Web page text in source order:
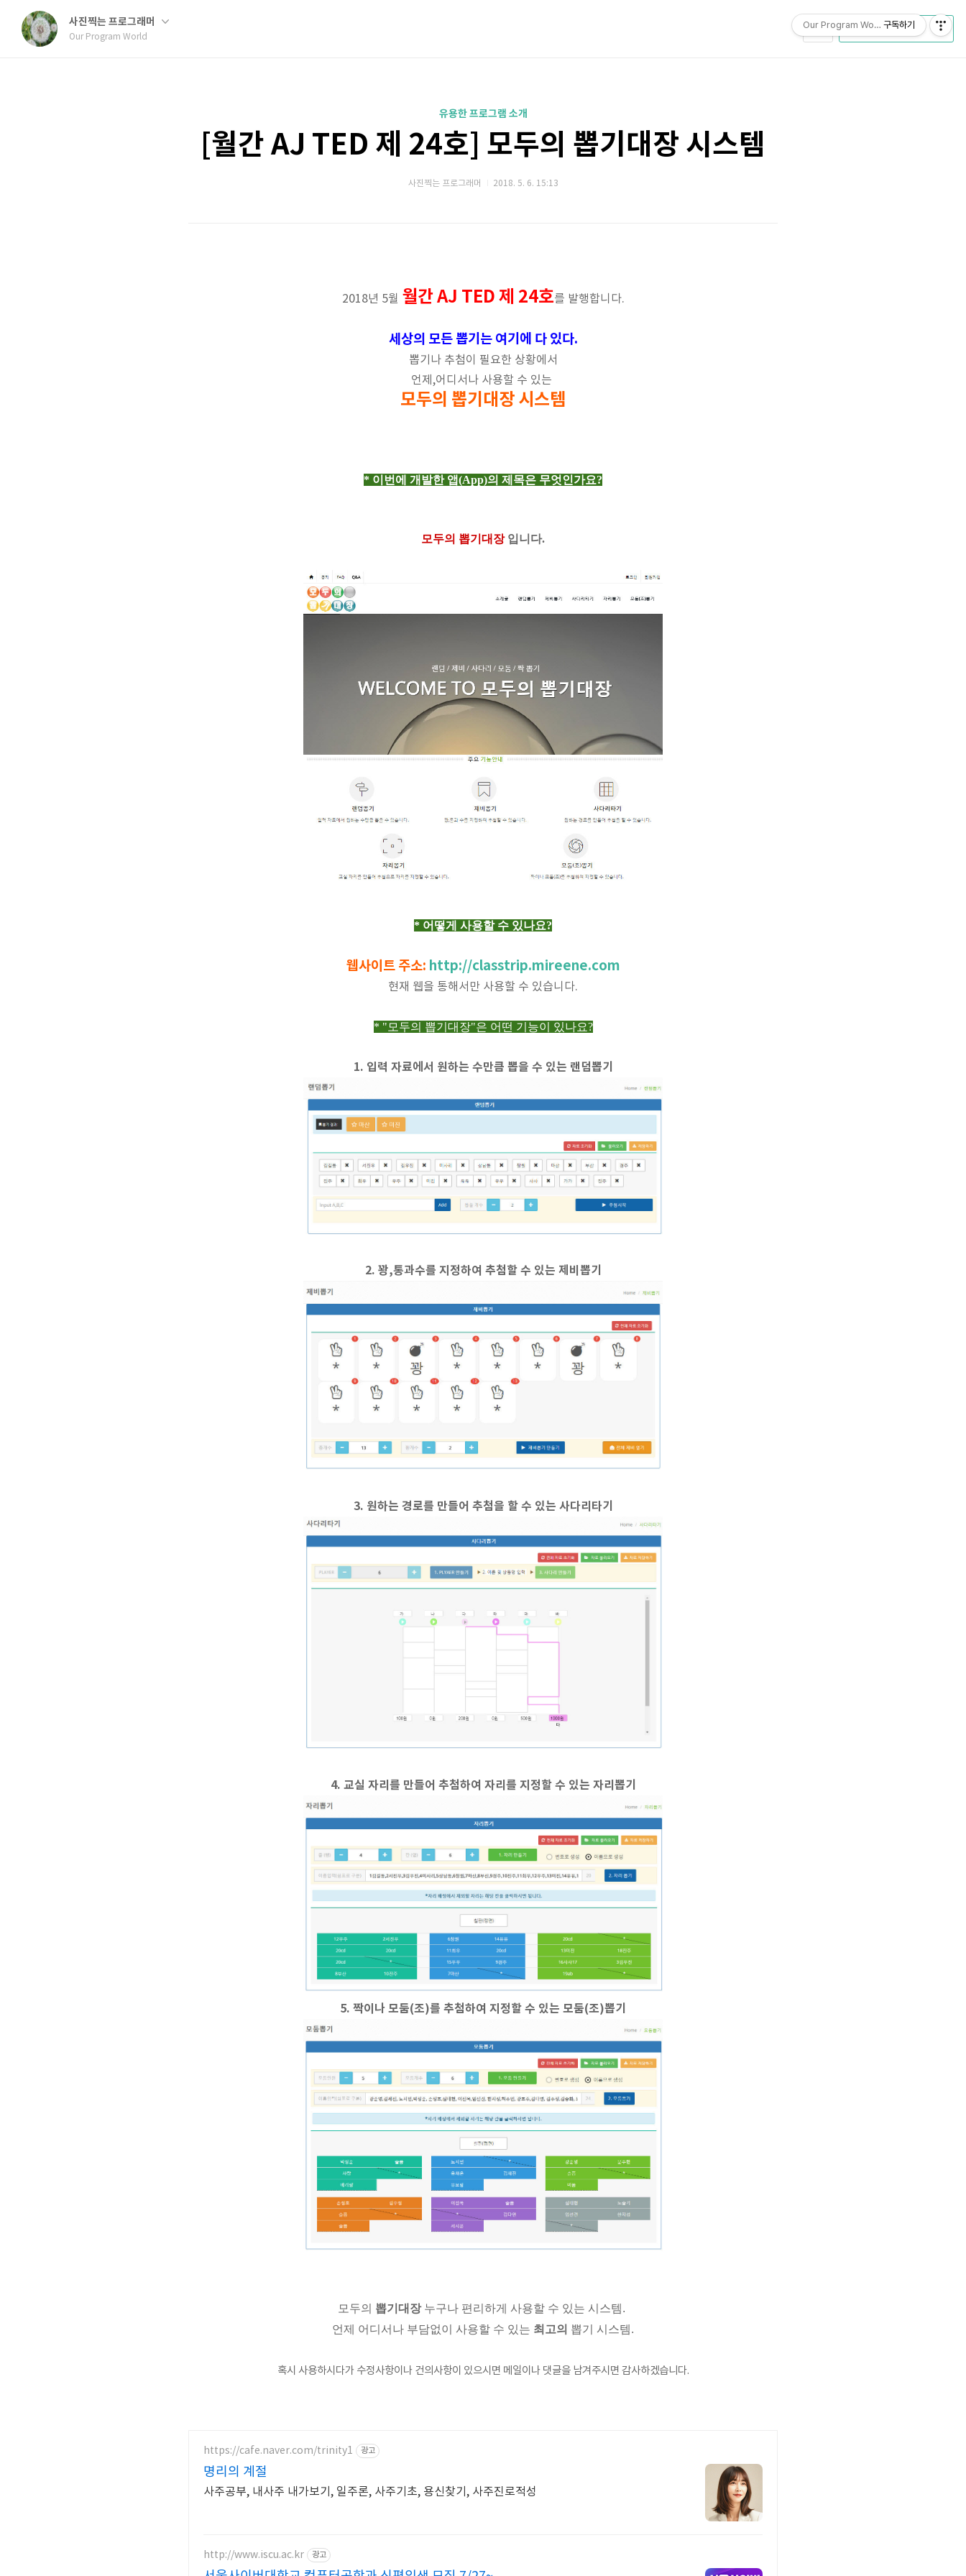
사진찍는 프로그래머
Our Program World
CATEGORY
유용한 프로그램 소개
[월간 AJ TED 제 24호] 모두의 뽑기대장 시스템
사진찍는 프로그래머 2018. 5. 6. 15:13
2018년 5월 월간 AJ TED 제 24호를 발행합니다.
세상의 모든 뽑기는 여기에 다 있다.
뽑기나 추첨이 필요한 상황에서
언제,어디서나 사용할 수 있는
모두의 뽑기대장 시스템
* 이번에 개발한 앱(App)의 제목은 무엇인가요?
모두의 뽑기대장 입니다.
* 어떻게 사용할 수 있나요?
웹사이트 주소: http://classtrip.mireene.com
현재 웹을 통해서만 사용할 수 있습니다.
* "모두의 뽑기대장"은 어떤 기능이 있나요?
1. 입력 자료에서 원하는 수만큼 뽑을 수 있는 랜덤뽑기
2. 꽝,통과수를 지정하여 추첨할 수 있는 제비뽑기
3. 원하는 경로를 만들어 추첨을 할 수 있는 사다리타기
4. 교실 자리를 만들어 추첨하여 자리를 지정할 수 있는 자리뽑기
5. 짝이나 모둠(조)를 추첨하여 지정할 수 있는 모둠(조)뽑기
모두의 뽑기대장 누구나 편리하게 사용할 수 있는 시스템.
언제 어디서나 부담없이 사용할 수 있는 최고의 뽑기 시스템.
혹시 사용하시다가 수정사항이나 건의사항이 있으시면 메일이나 댓글을 남겨주시면 감사하겠습니다.
https://cafe.naver.com/trinity1 광고
명리의 계절
사주공부, 내사주 내가보기, 일주론, 사주기초, 용신찾기, 사주진로적성
http://www.iscu.ac.kr 광고
Our Program World구독하기